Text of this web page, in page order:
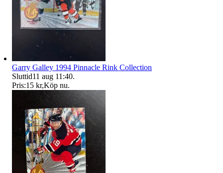
Garry Galley 1994 Pinnacle Rink Collection
Sluttid11 aug 11:40.
Pris:15 kr,Köp nu.